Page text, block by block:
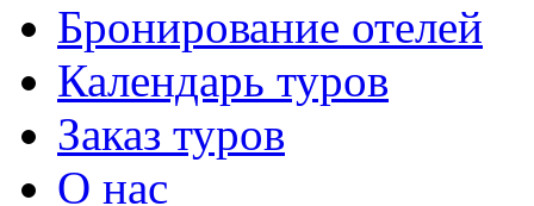
Бронирование отелей
Календарь туров
Заказ туров
О нас